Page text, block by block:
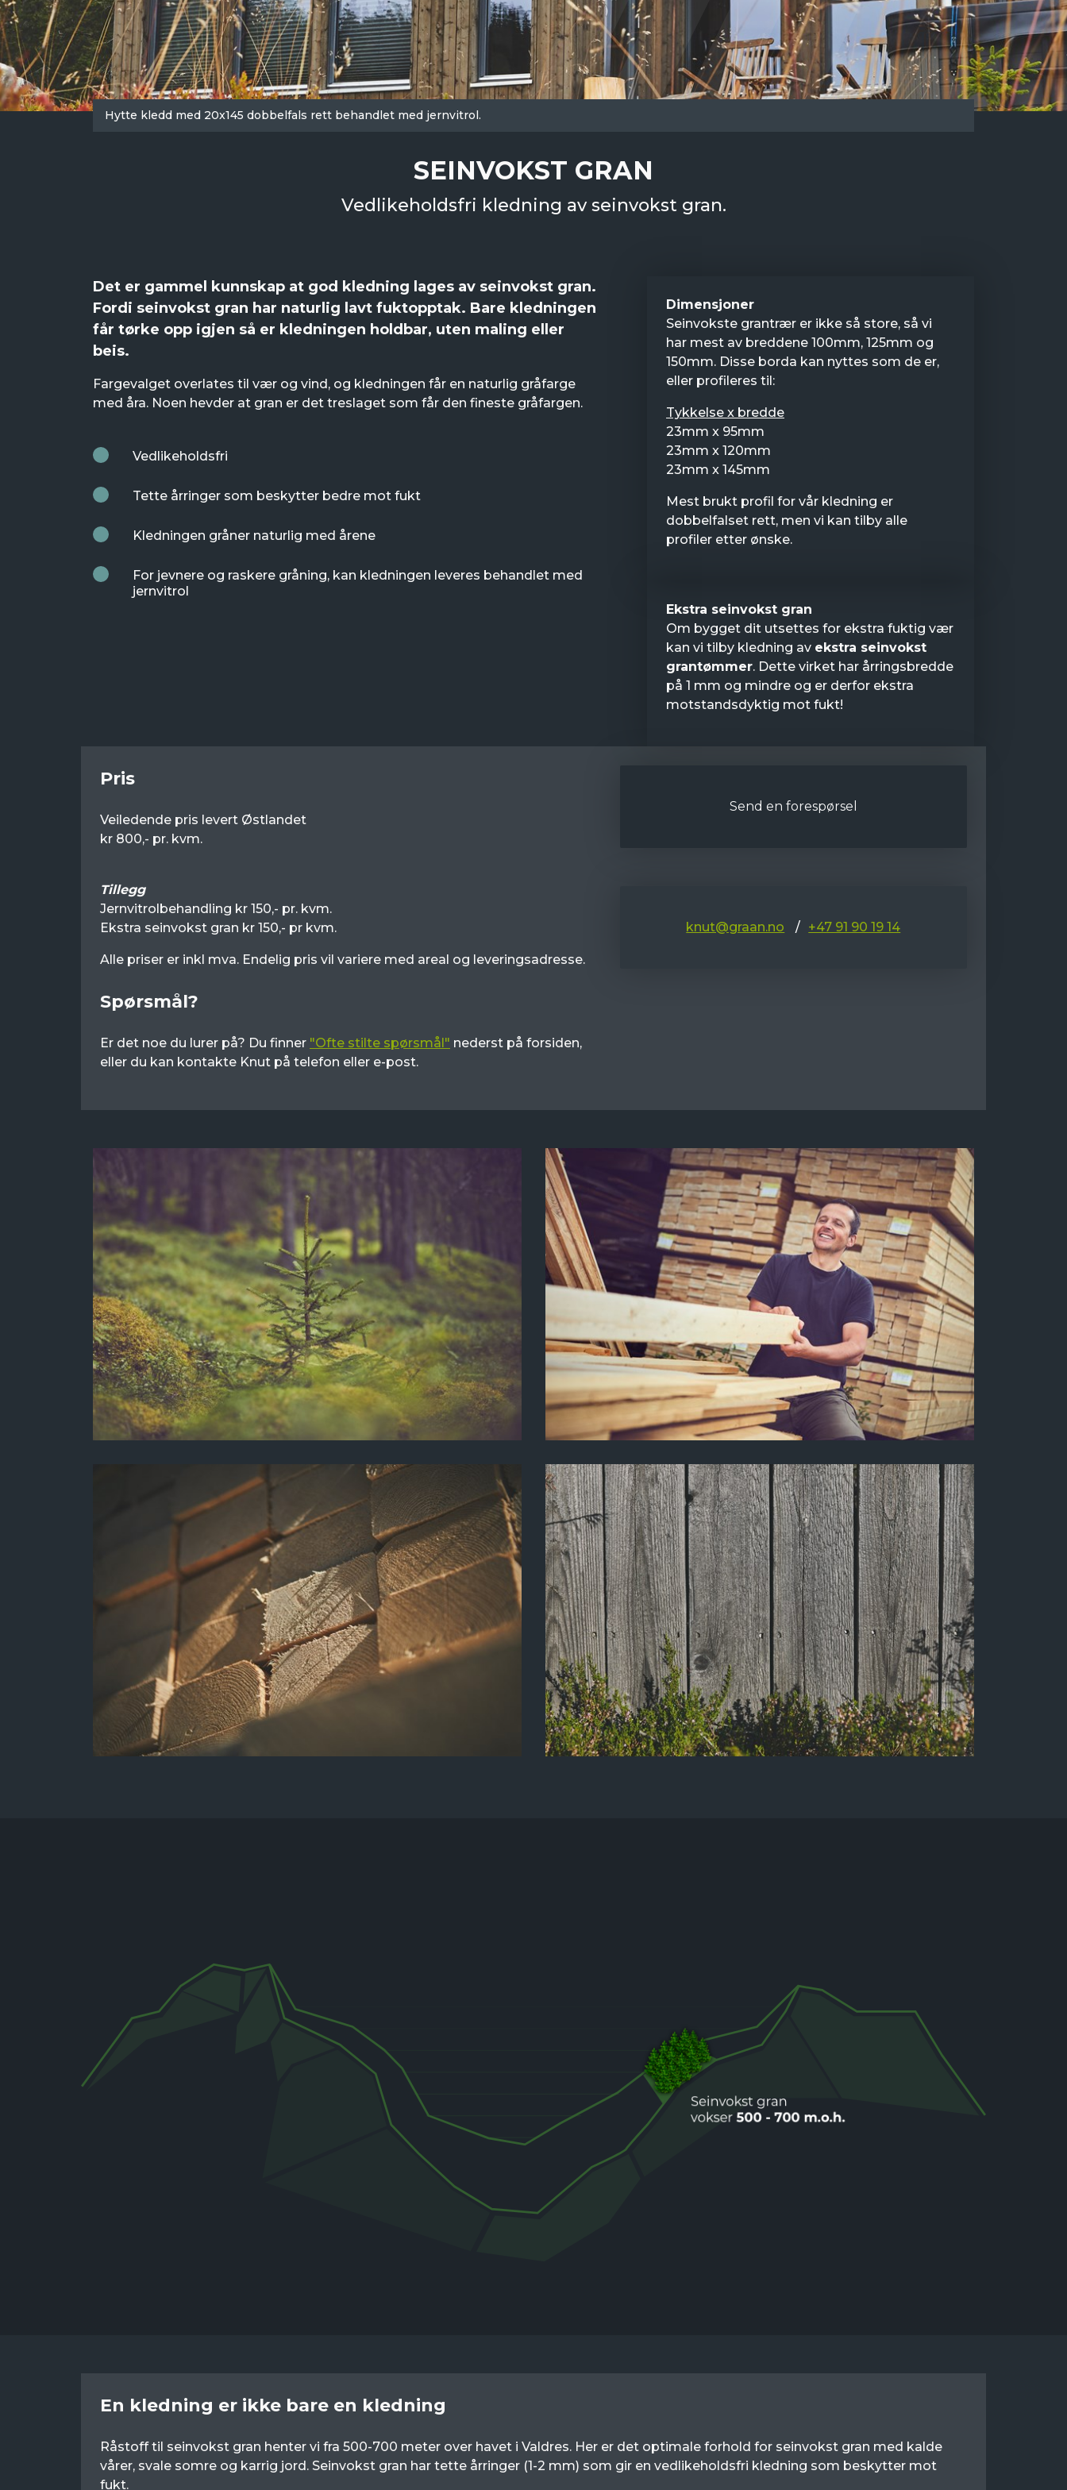
Hytte kledd med 20x145 dobbelfals rett behandlet med jernvitrol.
SEINVOKST GRAN
Vedlikeholdsfri kledning av seinvokst gran.
Det er gammel kunnskap at god kledning lages av seinvokst gran.
Fordi seinvokst gran har naturlig lavt fuktopptak. Bare kledningen
får tørke opp igjen så er kledningen holdbar, uten maling eller
beis.
Fargevalget overlates til vær og vind, og kledningen får en naturlig gråfarge
med åra. Noen hevder at gran er det treslaget som får den fineste gråfargen.
Vedlikeholdsfri
Tette årringer som beskytter bedre mot fukt
Kledningen gråner naturlig med årene
For jevnere og raskere gråning, kan kledningen leveres behandlet med
jernvitrol
Dimensjoner
Seinvokste grantrær er ikke så store, så vi
har mest av breddene 100mm, 125mm og
150mm. Disse borda kan nyttes som de er,
eller profileres til:
Tykkelse x bredde
23mm x 95mm
23mm x 120mm
23mm x 145mm
Mest brukt profil for vår kledning er
dobbelfalset rett, men vi kan tilby alle
profiler etter ønske.
Ekstra seinvokst gran
Om bygget dit utsettes for ekstra fuktig vær
kan vi tilby kledning av ekstra seinvokst
grantømmer. Dette virket har årringsbredde
på 1 mm og mindre og er derfor ekstra
motstandsdyktig mot fukt!
Pris
Veiledende pris levert Østlandet
kr 800,- pr. kvm.
Tillegg
Jernvitrolbehandling kr 150,- pr. kvm.
Ekstra seinvokst gran kr 150,- pr kvm.
Alle priser er inkl mva. Endelig pris vil variere med areal og leveringsadresse.
Spørsmål?
Er det noe du lurer på? Du finner "Ofte stilte spørsmål" nederst på forsiden,
eller du kan kontakte Knut på telefon eller e-post.
Send en forespørsel
knut@graan.no +47 91 90 19 14
En kledning er ikke bare en kledning
Råstoff til seinvokst gran henter vi fra 500-700 meter over havet i Valdres. Her er det optimale forhold for seinvokst gran med kalde
vårer, svale somre og karrig jord. Seinvokst gran har tette årringer (1-2 mm) som gir en vedlikeholdsfri kledning som beskytter mot
fukt.